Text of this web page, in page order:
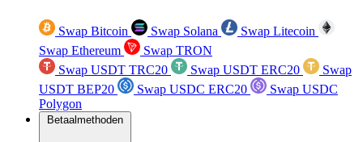
Swap Bitcoin Swap Solana
Swap Litecoin
Swap Ethereum
Swap TRON
Swap USDT TRC20
Swap USDT ERC20
Swap
USDT BEP20
Swap USDC ERC20
Swap USDC
Polygon
Betaalmethoden